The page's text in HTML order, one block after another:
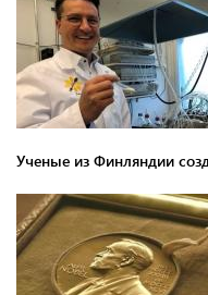
Ученые из Финляндии